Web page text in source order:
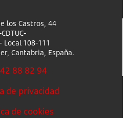
los Castros, 44
Local 108-111
Cantabria, España.
88 82 94
de privacidad
de cookies